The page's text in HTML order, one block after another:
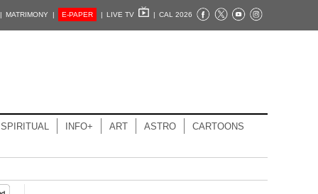
MATRIMONY | E-PAPER | LIVE TV | CAL 2026
SPIRITUAL INFO+ ART ASTRO CARTOONS